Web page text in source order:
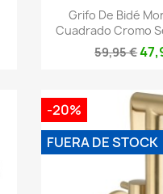
Vista
Grifo De Bidé
Cuadrado Cromo
59,95 €
-20%
FUERA DE STOCK